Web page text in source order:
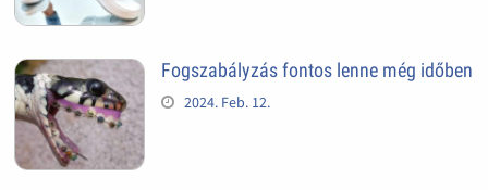
Fogszabályzás fontos lenne még időben
2024. Feb. 12.